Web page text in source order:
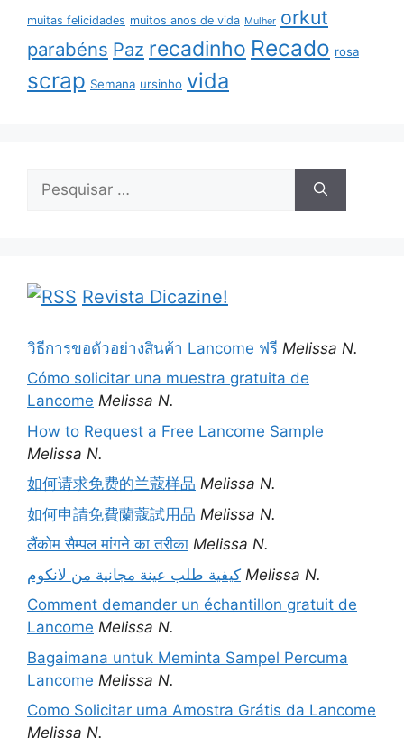
muitas felicidades muitos anos de vida Mulher orkut
parabéns Paz recadinho Recado rosa
scrap Semana ursinho vida
por:
Revista Dicazine!
วิธีการขอตัวอย่างสินค้า Lancome ฟรี Melissa N.
Cómo solicitar una muestra gratuita de
Lancome Melissa N.
How to Request a Free Lancome Sample
Melissa N.
如何请求免费的兰蔻样品 Melissa N.
如何申請免費蘭蔻試用品 Melissa N.
लैंकोम सैम्पल मांगने का तरीका Melissa N.
كيفية طلب عينة مجانية من لانكوم Melissa N.
Comment demander un échantillon gratuit de
Lancome Melissa N.
Bagaimana untuk Meminta Sampel Percuma
Lancome Melissa N.
Como Solicitar uma Amostra Grátis da Lancome
Melissa N.